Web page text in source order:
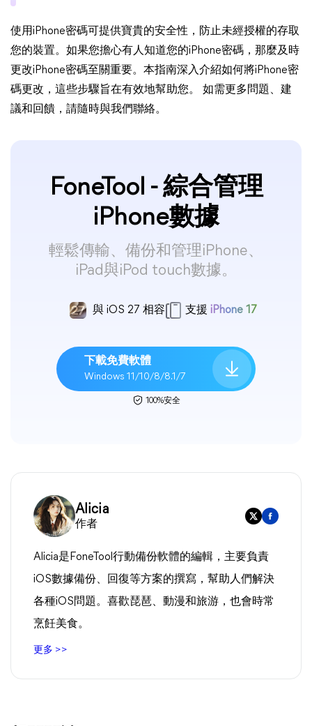
使用iPhone密碼可提供寶貴的安全性，防止未經授權的存取
您的裝置。如果您擔心有人知道您的iPhone密碼，那麼及時
更改iPhone密碼至關重要。本指南深入介紹如何將iPhone密
碼更改，這些步驟旨在有效地幫助您。 如需更多問題、建
議和回饋，請隨時與我們聯絡。
FoneTool - 綜合管理
iPhone數據
輕鬆傳輸、備份和管理iPhone、
iPad與iPod touch數據。
與 iOS 27 相容 支援 iPhone 17
下載免費軟體
Windows 11/10/8/8.1/7
100%安全
Alicia
作者
Alicia是FoneTool行動備份軟體的編輯，主要負責
iOS數據備份、回復等方案的撰寫，幫助人們解決
各種iOS問題。喜歡琵琶、動漫和旅游，也會時常
烹飪美食。
更多 >>